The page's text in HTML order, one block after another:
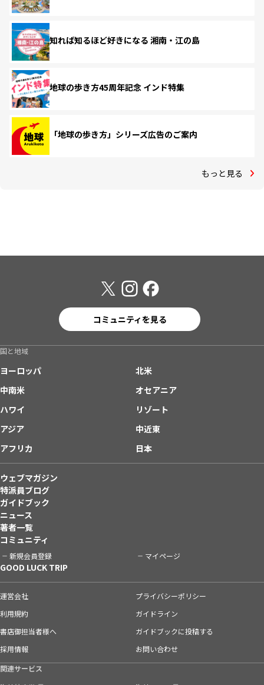
知れば知るほど好きになる 湘南・江の島
地球の歩き方45周年記念 インド特集
「地球の歩き方」シリーズ広告のご案内
もっと見る
コミュニティを見る
国と地域
ヨーロッパ
北米
中南米
オセアニア
ハワイ
リゾート
アジア
中近東
アフリカ
日本
ウェブマガジン
特派員ブログ
ガイドブック
ニュース
著者一覧
コミュニティ
新規会員登録 マイページ
GOOD LUCK TRIP
運営会社
プライバシーポリシー
利用規約
ガイドライン
書店御担当者様へ
ガイドブックに投稿する
採用情報
お問い合わせ
関連サービス